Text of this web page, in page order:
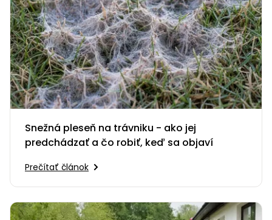
Snežná pleseň na trávniku - ako jej
predchádzať a čo robiť, keď sa objaví
Prečítať článok